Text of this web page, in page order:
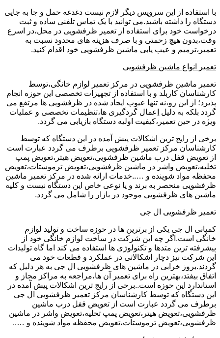
با استفاده از این سرویس دیگر لازم نیست دغدغه حمل و جا به جایی
دستگاه را داشته باشید.می توانید با یک تماس تلفنی ساده و ثبت
درخواست خود برای استفاده از تعمیر ظرفشویی در محل،در اسرع
وقت،بدون هیچ زحمتی و با صرف هزینه های محدود نسبت به
تعمیر،ترمیم و عیب یابی ماشین ظرفشویی خود اقدام کنید.
تعمیر انواع ماشین ظرفشویی
تعمیر ماشین ظرفشویی در مرکز تعمیر لوازم خانگی،توسط
کارشناسان کاربلد و با استفاده از تجهیزات تخصصی این حوزه انجام
پذیرد؛ از این رو،نه تنها عیوب ایجاد شده در ظرفشویی ها مرتفع می
گردد بلکه به دلیل اِعمال گردگیری ها،تنظیمات تخصصی و عملیات
ویژه در حین تعمیر،کیفیت اولیه دستگاه بازیابی می گردد.
برخی از رایج ترین اشکالات پیش آمده در این دستگاه که توسط
کارشناسان مرکز تعمیر ظرفشویی برطرف می گردد عبارت است
از تعویض قفل درب ماشین ظرفشویی،تعویض هیتر،تعویض پمپ
تخلیه،تعویض واشر در ماشین ظرفشویی،تعویض ترموستات،تعویض
محفظه مواد شوینده و …..خدمات ارائه شده در مرکز تعمیر ماشین
ظرفشویی منحصر به برند و یا نوعی خاص این دستگاه نیست و کلیه
ماشین های ظرفشویی موجود در بازار را شامل می گردد.
تعمیر ظرفشویی ال جی
کمپانی ال جی یکی از برترین ها در حوزه ساخت و تولید لوازم
خانگی است.اگر چه این شرکت در ساخت لوازم خانگی خود از
پیشرفته ترین متدها و تکنولوژی ها استفاده می کند اما گاه تولیدات
این شرکت نیز دچار اشکالاتی در عملکرد و قطعات خود می
گردند.بروز خرابی در ماشین های ظرفشویی ال جی به هر دلیل که
اتفاق بیفتد،بهترین راه برای تعمیر آن ها،مراجعه به مراکز مجاز و
استاندارد این حوزه است..برخی از رایج ترین اشکالات پیش آمده در
این دستگاه که توسط کارشناسان مرکز تعمیر ظرفشویی ال جی
برطرف می گردد عبارت است از تعویض قفل درب ماشین
ظرفشویی،تعویض هیتر،تعویض پمپ تخلیه،تعویض واشر در ماشین
ظرفشویی،تعویض ترموستات،تعویض محفظه مواد شوینده و …..